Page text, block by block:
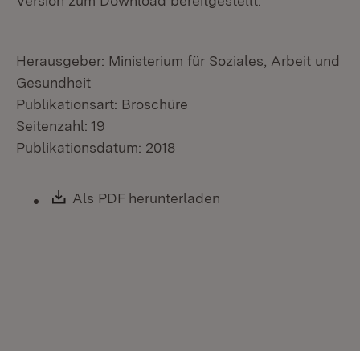
Herausgeber: Ministerium für Soziales, Arbeit und
Gesundheit
Publikationsart: Broschüre
Seitenzahl: 19
Publikationsdatum: 2018
Download:
Als PDF herunterladen